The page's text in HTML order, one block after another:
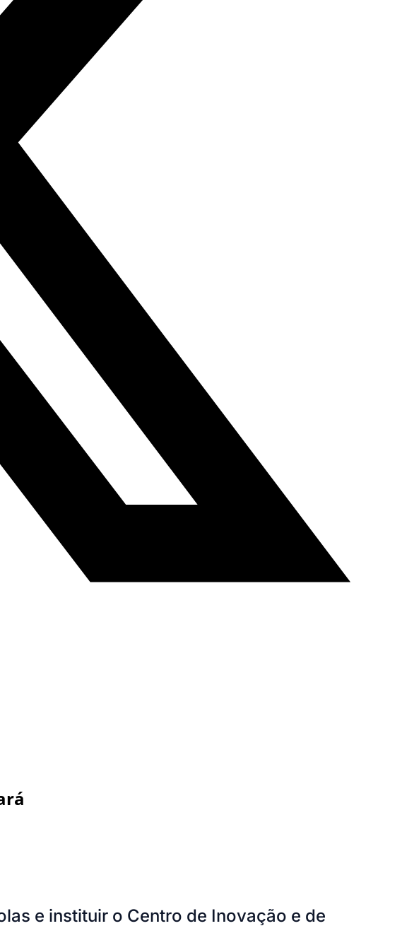
e instituir o Centro de Inovação e de